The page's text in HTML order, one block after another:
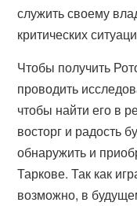
служить своему
критических
Чтобы получить
проводить
чтобы найти его в
восторг и радость
обнаружить и
Таркове. Так как
возможно, в